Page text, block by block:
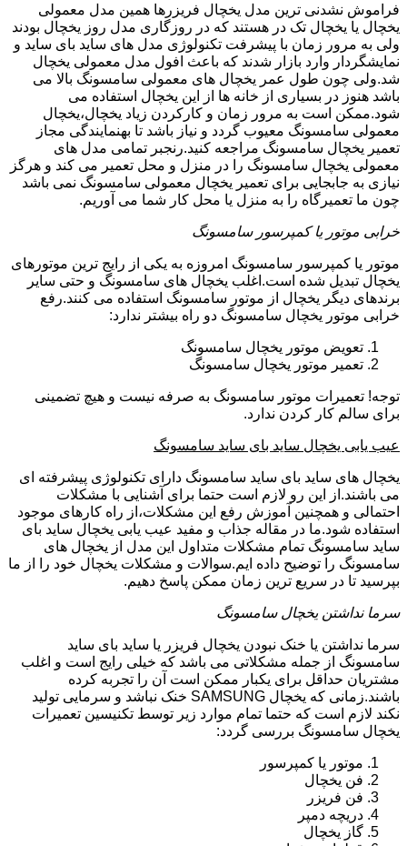
فراموش نشدنی ترین مدل یخچال فریزرها همین مدل معمولی
یخچال یا یخچال تک در هستند که در روزگاری مدل روز یخچال بودند
ولی به مرور زمان با پیشرفت تکنولوژی مدل های ساید بای ساید و
نمایشگردار وارد بازار شدند که باعث افول مدل معمولی یخچال
شد.ولی چون طول عمر یخچال های معمولی سامسونگ بالا می
باشد هنوز در بسیاری از خانه ها از این یخچال استفاده می
شود.ممکن است به مرور زمان و کارکردن زیاد یخچال،یخچال
معمولی سامسونگ معیوب گردد و نیاز باشد تا بهنمایندگی مجاز
تعمیر یخچال سامسونگ مراجعه کنید.رنجبر تمامی مدل های
معمولی یخچال سامسونگ را در منزل و محل تعمیر می کند و هرگز
نیازی به جابجایی برای تعمیر یخچال معمولی سامسونگ نمی باشد
چون ما تعمیرگاه را به منزل یا محل کار شما می آوریم.
خرابی موتور یا کمپرسور سامسونگ
موتور یا کمپرسور سامسونگ امروزه به یکی از رایج ترین موتورهای
یخچال تبدیل شده است.اغلب یخچال های سامسونگ و حتی سایر
برندهای دیگر یخچال از موتور سامسونگ استفاده می کنند.رفع
خرابی موتور یخچال سامسونگ دو راه بیشتر ندارد:
تعویض موتور یخچال سامسونگ
تعمیر موتور یخچال سامسونگ
توجه! تعمیرات موتور سامسونگ به صرفه نیست و هیچ تضمینی
برای سالم کار کردن ندارد.
عیب یابی یخچال ساید بای ساید سامسونگ
یخچال های ساید بای ساید سامسونگ دارای تکنولوژی پیشرفته ای
می باشند.از این رو لازم است حتما برای آشنایی با مشکلات
احتمالی و همچنین آموزش رفع این مشکلات،از راه کارهای موجود
استفاده شود.ما در مقاله جذاب و مفید عیب یابی یخچال ساید بای
ساید سامسونگ تمام مشکلات متداول این مدل از یخچال های
سامسونگ را توضیح داده ایم.سوالات و مشکلات یخچال خود را از ما
بپرسید تا در سریع ترین زمان ممکن پاسخ دهیم.
سرما نداشتن یخچال سامسونگ
سرما نداشتن یا خنک نبودن یخچال فریزر یا ساید بای ساید
سامسونگ از جمله مشکلاتی می باشد که خیلی رایج است و اغلب
مشتریان حداقل برای یکبار ممکن است آن را تجربه کرده
باشند.زمانی که یخچال SAMSUNG خنک نباشد و سرمایی تولید
نکند لازم است که حتما تمام موارد زیر توسط تکنیسین تعمیرات
یخچال سامسونگ بررسی گردد:
موتور یا کمپرسور
فن یخچال
فن فریزر
دریچه دمپر
گاز یخچال